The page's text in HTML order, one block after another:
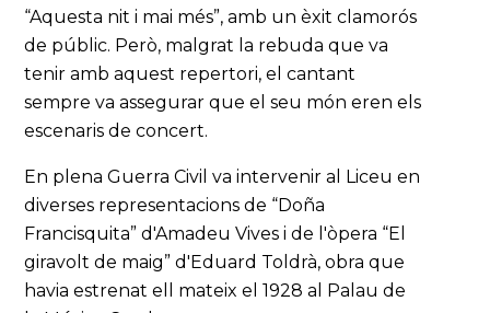
“Aquesta nit i mai més”, amb un èxit clamorós
de públic. Però, malgrat la rebuda que va
tenir amb aquest repertori, el cantant
sempre va assegurar que el seu món eren els
escenaris de concert.
En plena Guerra Civil va intervenir al Liceu en
diverses representacions de “Doña
Francisquita” d'Amadeu Vives i de l'òpera “El
giravolt de maig” d'Eduard Toldrà, obra que
havia estrenat ell mateix el 1928 al Palau de